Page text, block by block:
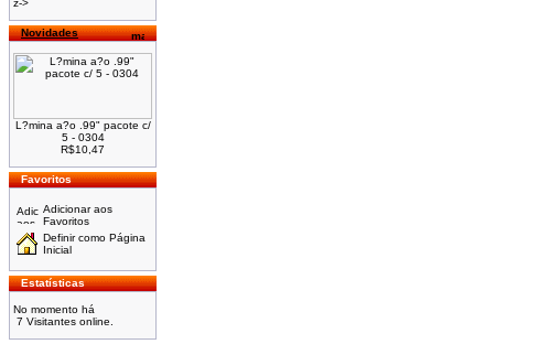
z->
Novidades
L?mina a?o .99" pacote c/
5 - 0304
R$10,47
Favoritos
Adicionar aos
Favoritos
Definir como Página
Inicial
Estatísticas
No momento há
7 Visitantes online.